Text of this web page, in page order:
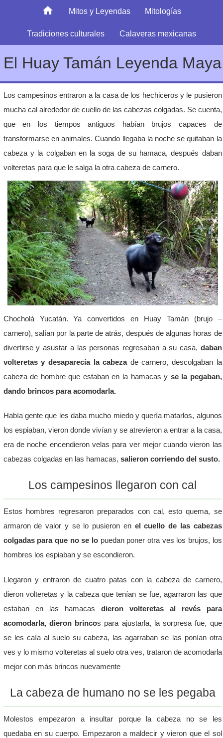
Mitos y Leyendas Mitologías
Tradiciones culturales Calaveras mexicanas
El Huay Tamán Leyenda Maya
Los campesinos entraron a la casa de los hechiceros y le pusieron
mucha cal alrededor de cuello de las cabezas colgadas. Se cuenta,
que en los tiempos antiguos habían brujos capaces de
transformarse en animales. Cuando llegaba la noche se quitaban la
cabeza y la colgaban en la soga de su hamaca, después daban
volteretas para que le salga la otra cabeza de carnero.
Chocholá Yucatán. Ya convertidos en Huay Tamán (brujo –
carnero), salían por la parte de atrás, después de algunas horas de
divertirse y asustar a las personas regresaban a su casa, daban
volteretas y desaparecía la cabezade carnero, descolgaban la
cabeza de hombre que estaban en la hamacas y se la pegaban,
dando brincos para acomodarla.
Había gente que les daba mucho miedo y quería matarlos, algunos
los espiaban, vieron donde vivían y se atrevieron a entrar a la casa,
era de noche encendieron velas para ver mejor cuando vieron las
cabezas colgadas en las hamacas, salieron corriendo del susto.
Los campesinos llegaron con cal
Estos hombres regresaron preparados con cal, esto quema, se
armaron de valor y se lo pusieron en el cuello de las cabezas
colgadas para que no se lo puedan poner otra ves los brujos, los
hombres los espiaban y se escondieron.
Llegaron y entraron de cuatro patas con la cabeza de carnero,
dieron volteretas y la cabeza que tenían se fue, agarraron las que
estaban en las hamacas dieron volteretas al revés para
acomodarla, dieron brincos para ajustarla, la sorpresa fue, que
se les caía al suelo su cabeza, las agarraban se las ponían otra
ves y lo mismo volteretas al suelo otra ves, trataron de acomodarla
mejor con más brincos nuevamente
La cabeza de humano no se les pegaba
Molestos empezaron a insultar porque la cabeza no se les
quedaba en su cuerpo. Empezaron a maldecir y vieron que el sol